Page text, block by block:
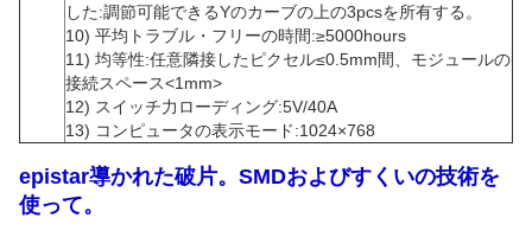
した:調節可能できるYのカーブの上の3pcsを所有する。
10) 平均トラブル・フリーの時間:≥5000hours
11) 均等性:任意隣接したピクセル≤0.5mm間、モジュールの
接続スペース<1mm>
12) スイッチ力ローディング:5V/40A
13) コンピュータの表示モード:1024×768
epistar導かれた破片。SMDおよびすくいの技術を
使って。